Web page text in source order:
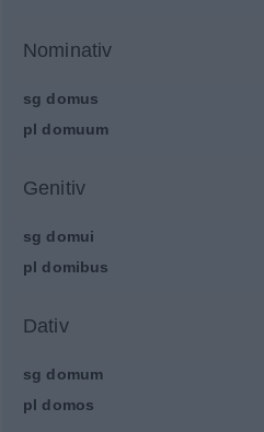
Nominativ
sg domus
pl domuum
Genitiv
sg domui
pl domibus
Dativ
sg domum
pl domos